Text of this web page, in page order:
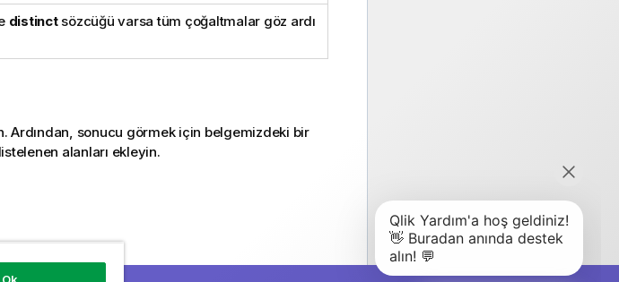
distinctsözcüğü varsa tüm çoğaltmalar göz ardı
Ardından, sonucu görmek için belgemizdeki bir
alanları ekleyin.